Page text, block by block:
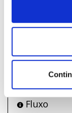
Meeting
Una
Visite
Fabio
me”
Fluxo